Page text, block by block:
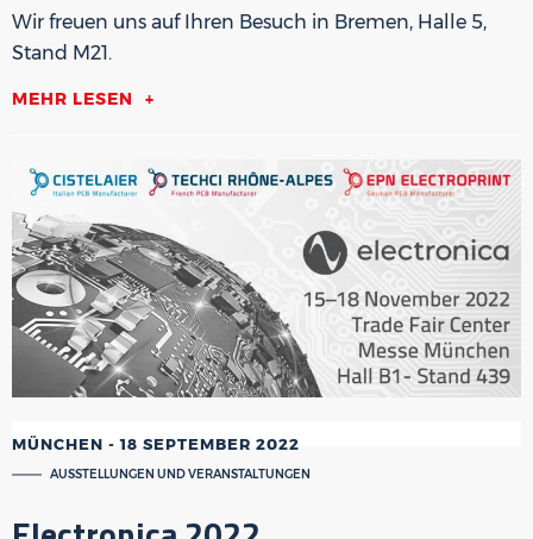
Wir freuen uns auf Ihren Besuch in Bremen, Halle 5,
Stand M21.
MEHR LESEN
MÜNCHEN -18 SEPTEMBER 2022
AUSSTELLUNGEN UND VERANSTALTUNGEN